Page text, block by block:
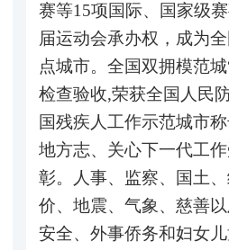
赛等15项国际、国家级
届运动会承办权，成为
点城市。全国双拥模范
检查验收,荣获全国人民
国残疾人工作示范城市
地方志、关心下一代工
彰。人事、监察、国土
价、地震、气象、慈善
安全、外事侨务和妇女